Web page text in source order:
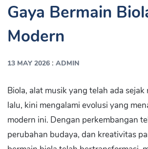
Gaya Bermain
Modern
13 MAY 2026 : ADMIN
Biola, alat musik yang telah ada
lalu, kini mengalami evolusi yang
modern ini. Dengan perkembangan
perubahan budaya, dan kreativitas